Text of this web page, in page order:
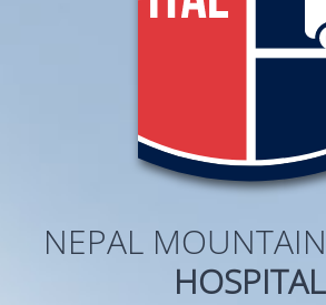
NEPAL MOUNTAIN
HOSPITAL